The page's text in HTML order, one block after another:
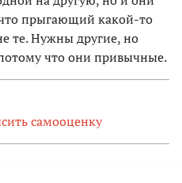
прыгающий какой-то
те. Нужны другие, но
что они привычные.
самооценку